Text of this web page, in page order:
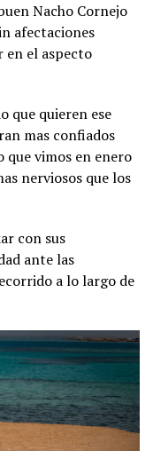
Nacho Cornejo
afectaciones
en el aspecto
que quieren ese
mas confiados
vimos en enero
nerviosos que los
con sus
ante las
a lo largo de